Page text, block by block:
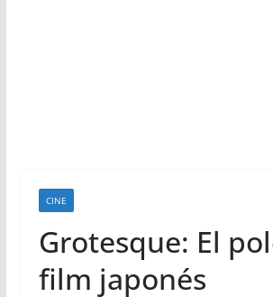
CINE
Grotesque: El
film japonés